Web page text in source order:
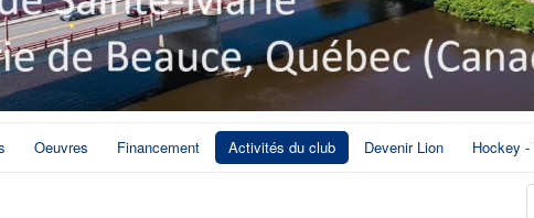
Oeuvres Financement Activités du club Devenir Lion Hockey -